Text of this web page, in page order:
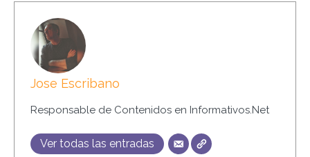
Jose Escribano
Responsable de Contenidos en Informativos.Net
Ver todas las entradas